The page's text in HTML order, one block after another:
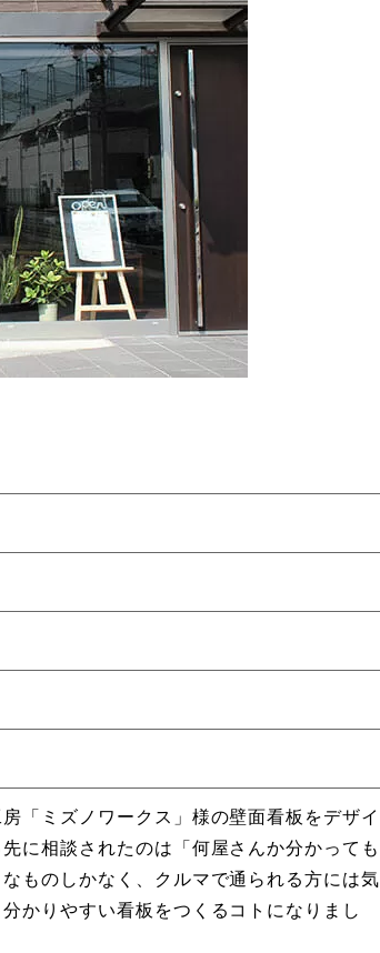
「ミズノワークス」様の壁面看板をデザイ
に相談されたのは「何屋さんか分かっても
ものしかなく、クルマで通られる方には気
かりやすい看板をつくるコトになりまし